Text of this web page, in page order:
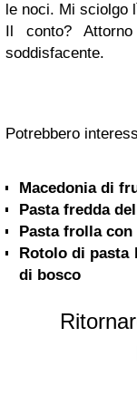
le noci. Mi sciolgo
Il conto?
soddisfacente.
Potrebbero
Macedonia di
Pasta fredda
Pasta frolla con
Rotolo di pasta
di bosco